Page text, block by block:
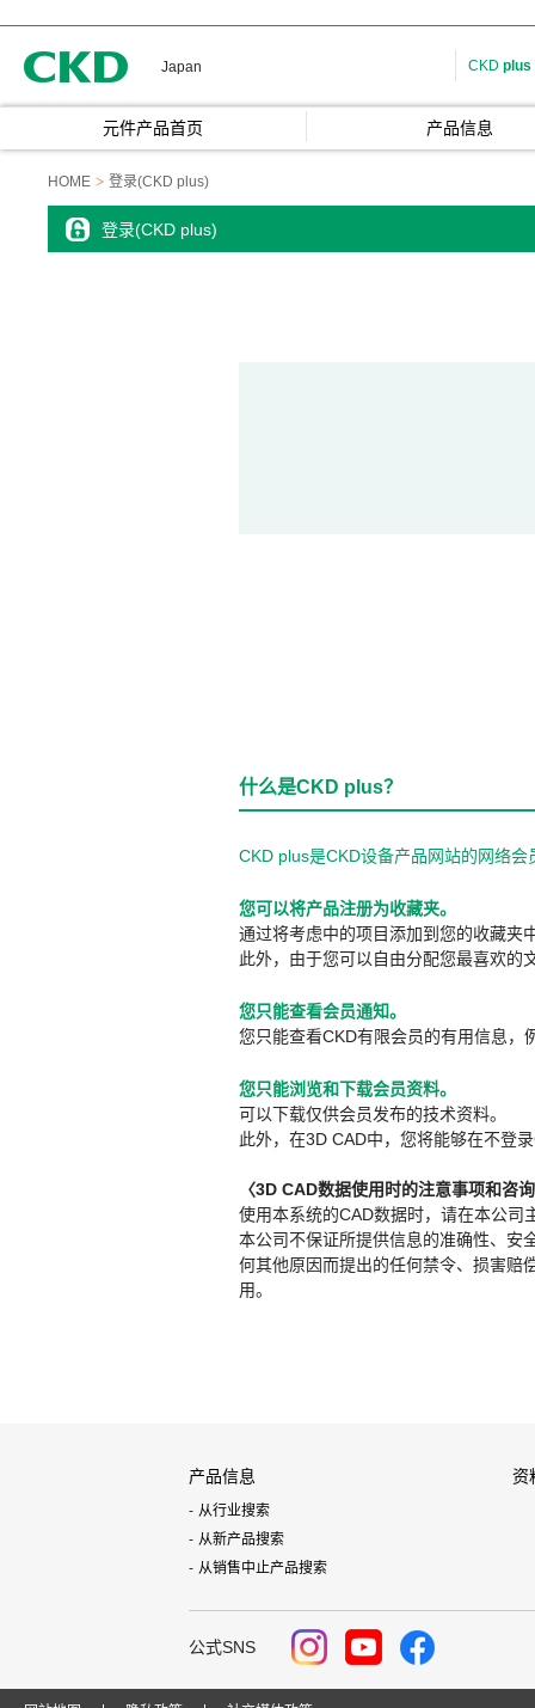
Japan CKD plus
元件产品首页 产品信息
HOME 登录(CKD plus)
登录(CKD plus)
什么是CKD plus？
CKD plus是CKD设备产品网站的网络
您可以将产品注册为收藏夹。
通过将考虑中的项目添加到您的收藏夹
此外，由于您可以自由分配您最喜欢的
您只能查看会员通知。
您只能查看CKD有限会员的有用信息，
您只能浏览和下载会员资料。
可以下载仅供会员发布的技术资料。
此外，在3D CAD中，您将能够在不登
〈3D CAD数据使用时的注意事项和咨
使用本系统的CAD数据时，请在本公司
本公司不保证所提供信息的准确性、安
何其他原因而提出的任何禁令、损害赔
用。
产品信息
从行业搜索
从新产品搜索
从销售中止产品搜索
资
公式SNS